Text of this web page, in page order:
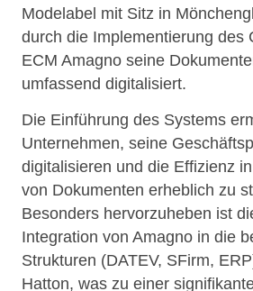
Modelabel mit Sitz in
durch die Implementierung des
ECM Amagno seine
umfassend digitalisiert.
Die Einführung des Systems
Unternehmen, seine
digitalisieren und die Effizienz
von Dokumenten erheblich zu
Besonders hervorzuheben ist
Integration von Amagno in die
Strukturen (DATEV, SFirm,
Hatton, was zu einer